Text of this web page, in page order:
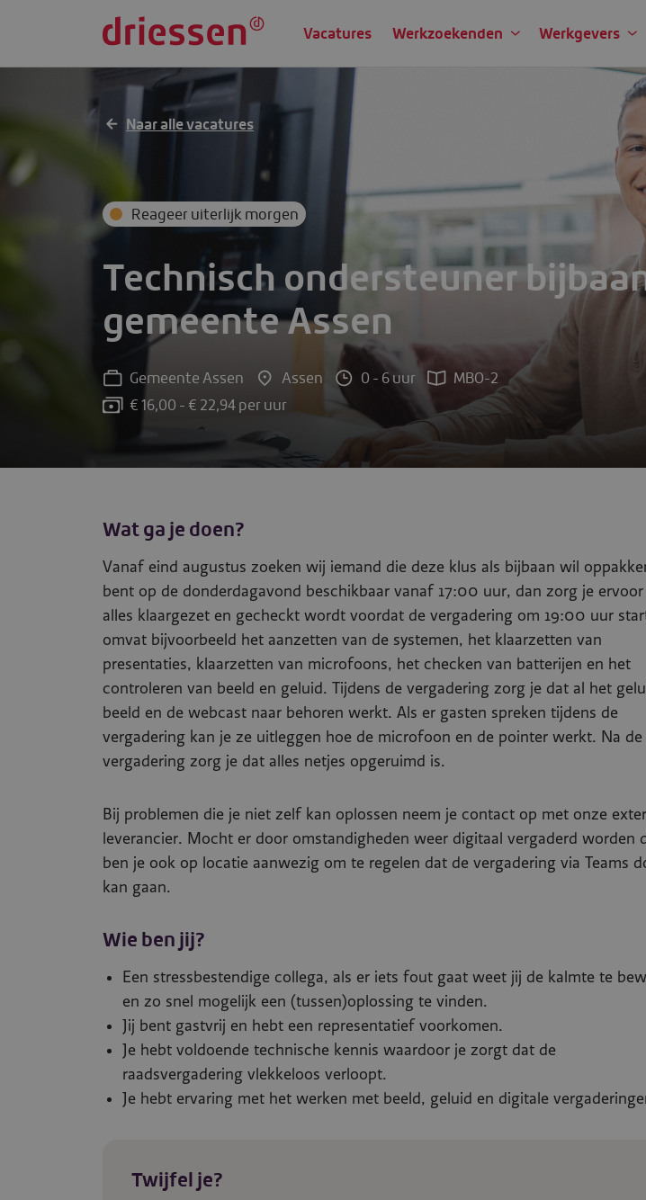
Vacatures Werkzoekenden Werkgevers
Technisch ondersteuner bijbaan gemeente
Gemeente Assen Assen € 16,00 - €
Naar alle vacatures
Reageer uiterlijk morgen
Technisch ondersteuner
gemeente Assen
Gemeente Assen Assen 0 - 6 uur
MBO-2
€ 16,00 - € 22,94 per uur
Wat ga je doen?
Vanaf eind augustus zoeken wij iemand die deze klus als bijbaan wil
bent op de donderdagavond beschikbaar vanaf 17:00 uur, dan zorg je
alles klaargezet en gecheckt wordt voordat de vergadering om 19:00 uur
omvat bijvoorbeeld het aanzetten van de systemen, het klaarzetten van
presentaties, klaarzetten van microfoons, het checken van batterijen en het
controleren van beeld en geluid. Tijdens de vergadering zorg je dat al het
beeld en de webcast naar behoren werkt. Als er gasten spreken tijdens de
vergadering kan je ze uitleggen hoe de microfoon en de pointer werkt. Na de
vergadering zorg je dat alles netjes opgeruimd is.
Bij problemen die je niet zelf kan oplossen neem je contact op met onze
leverancier. Mocht er door omstandigheden weer digitaal vergaderd worden
ben je ook op locatie aanwezig om te regelen dat de vergadering via Teams
kan gaan.
Wie ben jij?
Een stressbestendige collega, als er iets fout gaat weet jij de kalmte te
en zo snel mogelijk een (tussen)oplossing te vinden.
Jij bent gastvrij en hebt een representatief voorkomen.
Je hebt voldoende technische kennis waardoor je zorgt dat de
raadsvergadering vlekkeloos verloopt.
Je hebt ervaring met het werken met beeld, geluid en digitale
Twijfel je?